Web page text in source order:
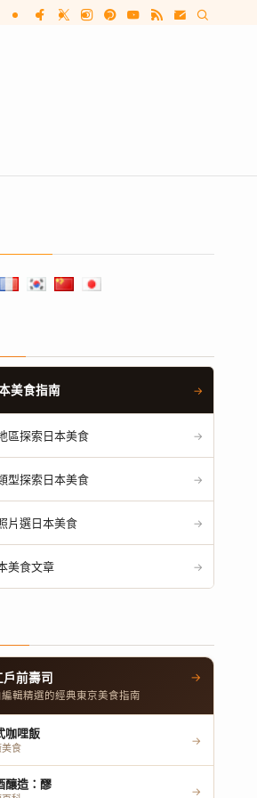
美食指南 →
區探索日本美食 →
型探索日本美食 →
片選日本美食 →
美食文章 →
戶前壽司
編輯精選的經典東京美食指南
→
咖哩飯
食
→
釀造：醪 →